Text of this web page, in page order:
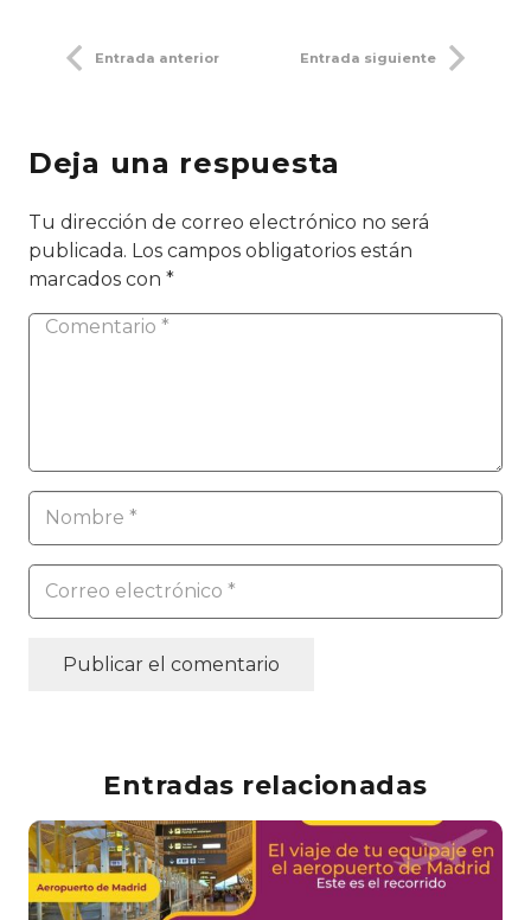
Entrada anterior Entrada siguiente
Deja una respuesta
Tu dirección de correo electrónico no será
publicada. Los campos obligatorios están
marcados con *
Publicar el comentario
Entradas relacionadas